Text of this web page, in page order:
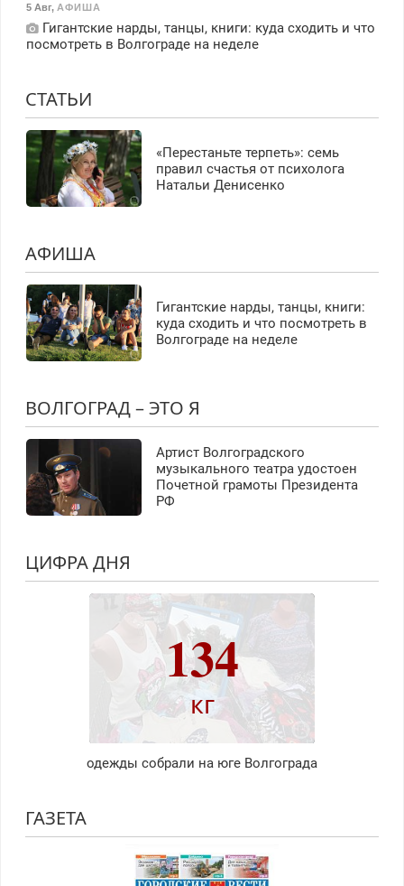
5 Авг, АФИША
Гигантские нарды, танцы, книги: куда сходить и что
посмотреть в Волгограде на неделе
СТАТЬИ
«Перестаньте терпеть»: семь
правил счастья от психолога
Натальи Денисенко
АФИША
Гигантские нарды, танцы, книги:
куда сходить и что посмотреть в
Волгограде на неделе
ВОЛГОГРАД – ЭТО Я
Артист Волгоградского
музыкального театра удостоен
Почетной грамоты Президента
РФ
ЦИФРА ДНЯ
134
кг
одежды собрали на юге Волгограда
ГАЗЕТА